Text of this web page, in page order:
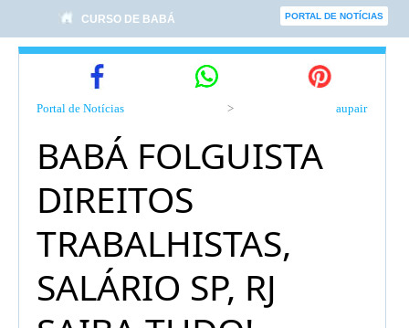
CURSO DE BABÁ PORTAL DE NOTÍCIAS
Portal de Notícias > aupair
BABÁ FOLGUISTA 
DIREITOS
TRABALHISTAS,
SALÁRIO SP, RJ